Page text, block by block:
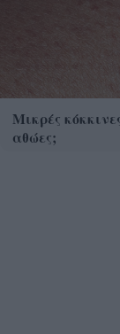
Μικρές
αθώες;